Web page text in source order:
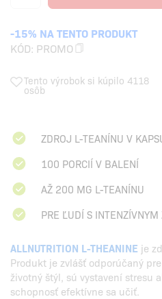
-15% NA TENTO PRODUKT
KÓD: PROMO
Tento výrobok si kúpilo 4118
osôb
ZDROJ L-TEANÍNU V
100 PORCIÍ V BALENÍ
AŽ 200 MG L-TEANÍNU
PRE ĽUDÍ S
ALLNUTRITION L-THEANINE je
Produkt je zvlášť odporúčaný
životný štýl, sú vystavení stresu
schopnosť efektívne sa učiť.